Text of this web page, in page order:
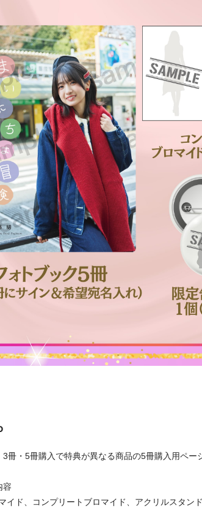
冊・5冊購入で特典が異なる商品の5冊購入用ペー
容
イド、コンプリートブロマイド、アクリルスタン